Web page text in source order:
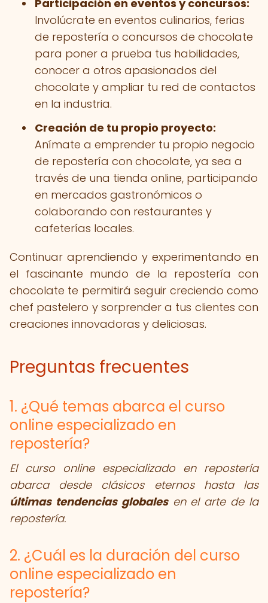
Participación en eventos y concursos:
Involúcrate en eventos culinarios, ferias
de repostería o concursos de chocolate
para poner a prueba tus habilidades,
conocer a otros apasionados del
chocolate y ampliar tu red de contactos
en la industria.
Creación de tu propio proyecto:
Anímate a emprender tu propio negocio
de repostería con chocolate, ya sea a
través de una tienda online, participando
en mercados gastronómicos o
colaborando con restaurantes y
cafeterías locales.
Continuar aprendiendo y experimentando en
el fascinante mundo de la repostería con
chocolate te permitirá seguir creciendo como
chef pastelero y sorprender a tus clientes con
creaciones innovadoras y deliciosas.
Preguntas frecuentes
1. ¿Qué temas abarca el curso
online especializado en
repostería?
El curso online especializado en repostería
abarca desde clásicos eternos hasta las
últimas tendencias globalesen el arte de la
repostería.
2. ¿Cuál es la duración del curso
online especializado en
repostería?